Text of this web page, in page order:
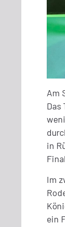
Am
Das
in
Im
ein